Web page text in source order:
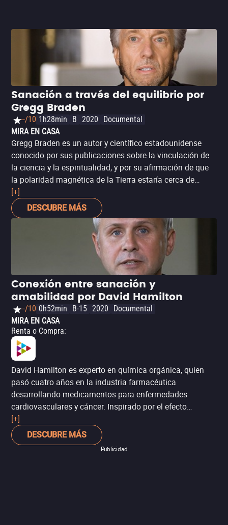
Sanación a través del equilibrio por
Gregg Braden
--/10 1h28min B 2020
Documental
MIRA EN CASA
Gregg Braden es un autor y científico estadounidense
conocido por sus publicaciones sobre la vinculación de
la ciencia y la espiritualidad, y por su afirmación de que
la polaridad magnética de la Tierra estaría cerca de
revertirse. En este documental, parte de la serie 'Heal
Lessons', Braden revela cómo lograr un estilo de vida
más feliz y saludable, por medio del equilibrio y una
conexión más profunda con el entorno.
[+]
DESCUBRE MÁS
Conexión entre sanación y
amabilidad por David Hamilton
--/10 0h52min B-15 2020
Documental
MIRA EN CASA
Renta o Compra:
David Hamilton es experto en química orgánica, quien
pasó cuatro años en la industria farmacéutica
desarrollando medicamentos para enfermedades
cardiovasculares y cáncer. Inspirado por el efecto
placebo, dejó la industria para escribir libros y educar a
las personas sobre cómo pueden aprovechar sus mentes
y emociones para mejorar su salud. En este documental,
[+]
DESCUBRE MÁS
Publicidad